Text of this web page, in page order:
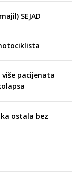
SEJAD
pacijenata
ostala bez